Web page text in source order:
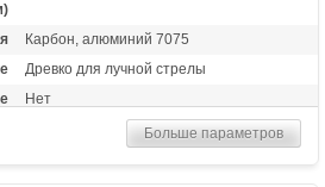
Карбон, алюминий 7075
Древко для лучной стрелы
Нет
Больше параметров